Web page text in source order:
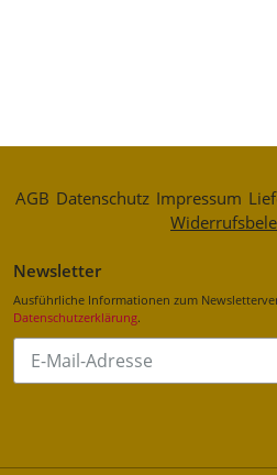
AGB Datenschutz Impressum
Newsletter
Ausführliche Informationen zum
Datenschutzerklärung.
Abonnieren
unsere